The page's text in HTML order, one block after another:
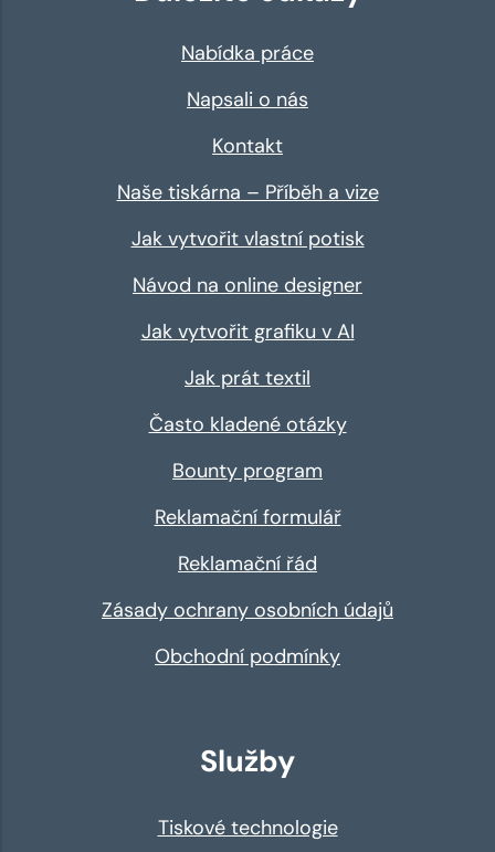
Nabídka práce
Napsali o nás
Kontakt
Naše tiskárna – Příběh a vize
Jak vytvořit vlastní potisk
Návod na online designer
Jak vytvořit grafiku v AI
Jak prát textil
Často kladené otázky
Bounty program
Reklamační formulář
Reklamační řád
Zásady ochrany osobních údajů
Obchodní podmínky
Služby
Tiskové technologie